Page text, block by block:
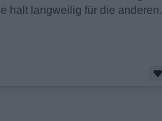
halt langweilig für die anderen.